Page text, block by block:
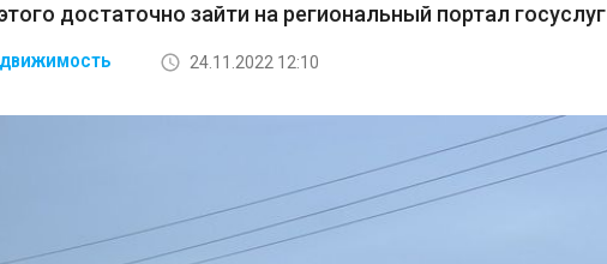
достаточно зайти на региональный портал госуслуг
24.11.2022 12:10